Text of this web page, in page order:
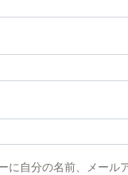
に自分の名前、メール